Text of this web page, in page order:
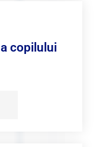
copilului